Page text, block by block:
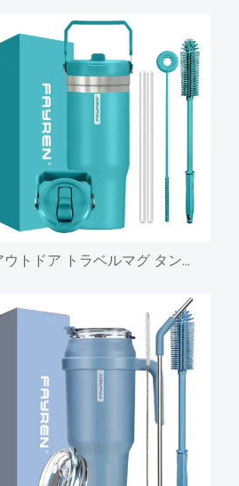
アウトドア トラベルマグ タンブラー 20オンス ステンレススチール 真空断熱マグ ハンドル蓋とストロー付き 断熱コーヒーマグ